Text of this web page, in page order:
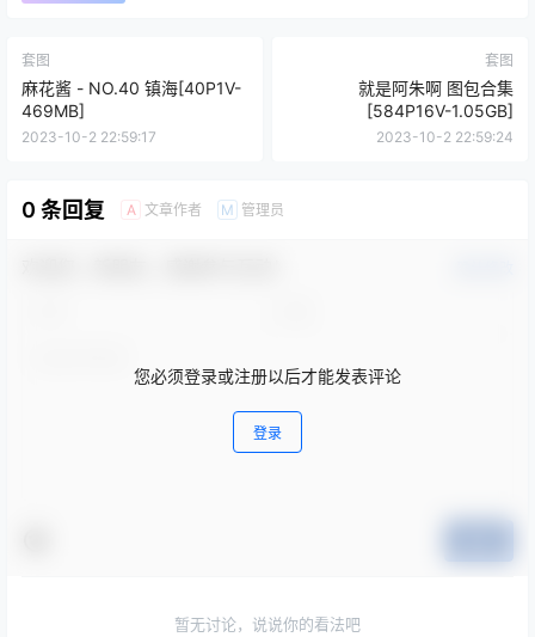
套图
麻花酱 - NO.40 镇海[40P1V-
469MB]
2023-10-2 22:59:17
套图
就是阿朱啊 图包合集
[584P16V-1.05GB]
2023-10-2 22:59:24
0 条回复 A 文章作者 M 管理员
您必须登录或注册以后才能发表评论
登录
暂无讨论，说说你的看法吧